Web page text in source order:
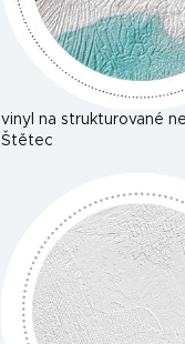
vinyl na strukturované
Štětec